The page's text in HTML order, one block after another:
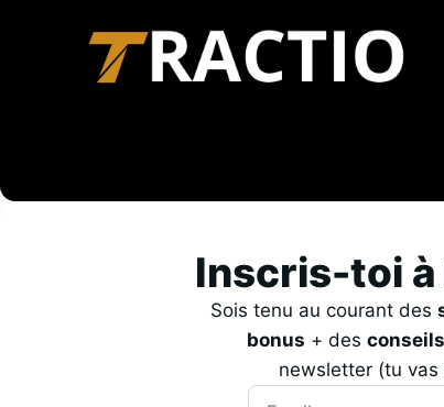
Inscris-toi à
Sois tenu au courant des
bonus + des conseils
newsletter (tu